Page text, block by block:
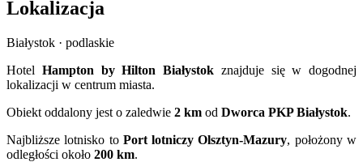
Lokalizacja
Białystok · podlaskie
Hotel Hampton by Hilton Białystok znajduje się w dogodnej
lokalizacji w centrum miasta.
Obiekt oddalony jest o zaledwie 2 km od Dworca PKP Białystok.
Najbliższe lotnisko to Port lotniczy Olsztyn-Mazury, położony w
odległości około 200 km.